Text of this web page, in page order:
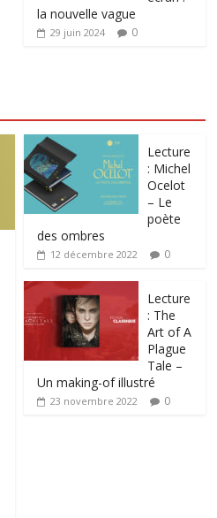
la nouvelle vague
29 juin 2024 0
Lecture
: Michel
Ocelot
– Le
poète
des ombres
12 décembre 2022 0
Lecture
: The
Art of A
Plague
Tale –
Un making-of illustré
23 novembre 2022 0